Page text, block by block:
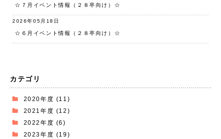
☆７月イベント情報（２８卒向け）☆
2026年05月18日
☆６月イベント情報（２８卒向け）☆
カテゴリ
2020年度 (11)
2021年度 (12)
2022年度 (6)
2023年度 (19)